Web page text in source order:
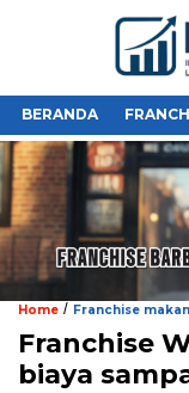
BERANDA
Home / Franchise
Franchise
biaya